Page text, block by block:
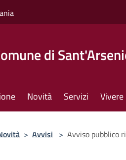
di
Novità Servizi
> Avvisi > Avviso pubblico